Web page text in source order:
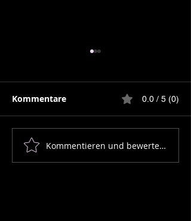
Wie lautet der
Zählerstand nach 25
Kommentare 0.0 / 5 (0)
Kommentieren und bewerten...